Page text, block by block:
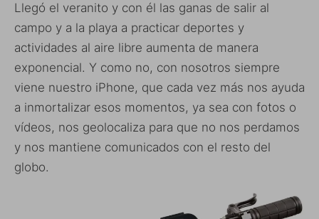
Llegó el veranito y con él las ganas de salir al
campo y a la playa a practicar deportes y
actividades al aire libre aumenta de manera
exponencial. Y como no, con nosotros siempre
viene nuestro iPhone, que cada vez más nos ayuda
a inmortalizar esos momentos, ya sea con fotos o
vídeos, nos geolocaliza para que no nos perdamos
y nos mantiene comunicados con el resto del
globo.